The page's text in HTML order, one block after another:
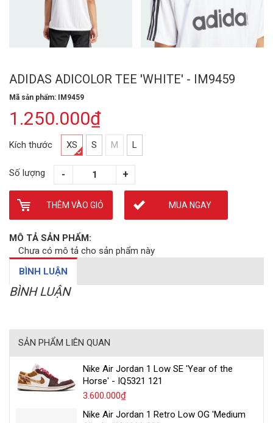
ADIDAS ADICOLOR TEE 'WHITE' - IM9459
Mã sản phẩm: IM9459
1.250.000₫
Kích thước XS S M L
Số lượng
THÊM VÀO GIỎ MUA NGAY
MÔ TẢ SẢN PHẨM:
Chưa có mô tả cho sản phẩm này
BÌNH LUẬN
BÌNH LUẬN
SẢN PHẨM LIÊN QUAN
Nike Air Jordan 1 Low SE 'Year of the
Horse' - IQ5321 121
3.600.000₫
Nike Air Jordan 1 Retro Low OG 'Medium